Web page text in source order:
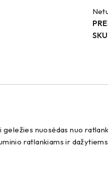
nuosėdas nuo
ratlankiams ir